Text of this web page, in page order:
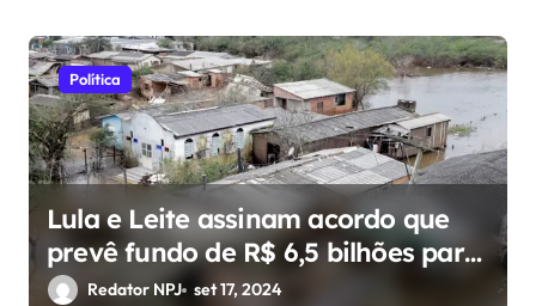
Política
Lula e Leite assinam acordo que
prevê fundo de R$ 6,5 bilhões para
RS Redator NPJ set 17, 2024